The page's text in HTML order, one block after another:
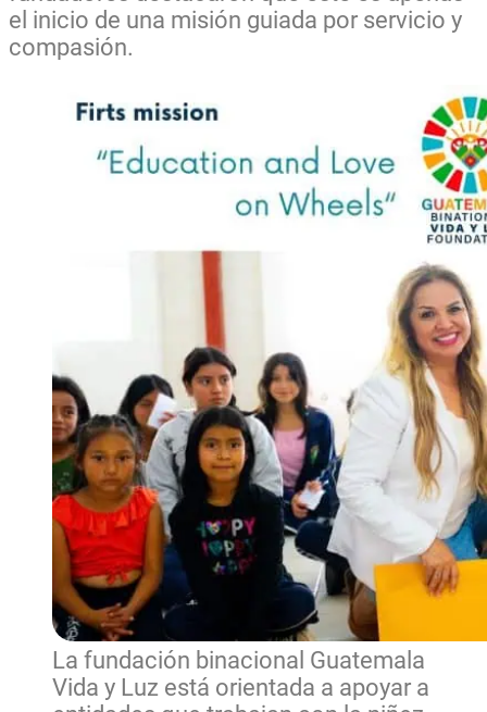
el inicio de una misión guiada por servicio y
compasión.
La fundación binacional Guatemala
Vida y Luz está orientada a apoyar a